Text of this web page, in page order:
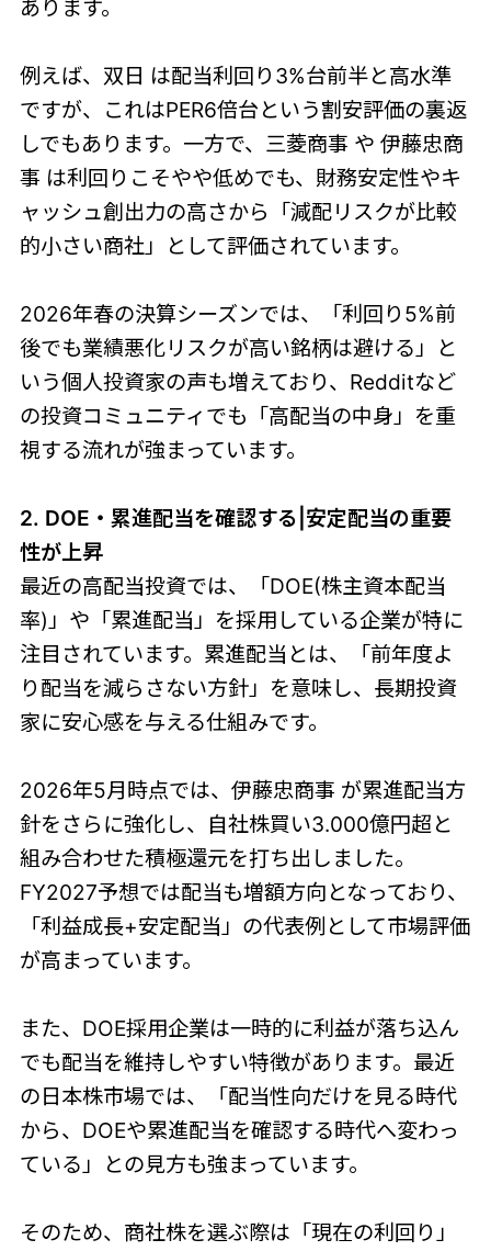
あります。
例えば、双日 は配当利回り3%台前半と高水準
ですが、これはPER6倍台という割安評価の裏返
しでもあります。一方で、三菱商事 や 伊藤忠商
事 は利回りこそやや低めでも、財務安定性やキ
ャッシュ創出力の高さから「減配リスクが比較
的小さい商社」として評価されています。
2026年春の決算シーズンでは、「利回り5%前
後でも業績悪化リスクが高い銘柄は避ける」と
いう個人投資家の声も増えており、Redditなど
の投資コミュニティでも「高配当の中身」を重
視する流れが強まっています。
2. DOE・累進配当を確認する|安定配当の重要
性が上昇
最近の高配当投資では、「DOE(株主資本配当
率)」や「累進配当」を採用している企業が特に
注目されています。累進配当とは、「前年度よ
り配当を減らさない方針」を意味し、長期投資
家に安心感を与える仕組みです。
2026年5月時点では、伊藤忠商事 が累進配当方
針をさらに強化し、自社株買い3.000億円超と
組み合わせた積極還元を打ち出しました。
FY2027予想では配当も増額方向となっており、
「利益成長+安定配当」の代表例として市場評価
が高まっています。
また、DOE採用企業は一時的に利益が落ち込ん
でも配当を維持しやすい特徴があります。最近
の日本株市場では、「配当性向だけを見る時代
から、DOEや累進配当を確認する時代へ変わっ
ている」との見方も強まっています。
そのため、商社株を選ぶ際は「現在の利回り」